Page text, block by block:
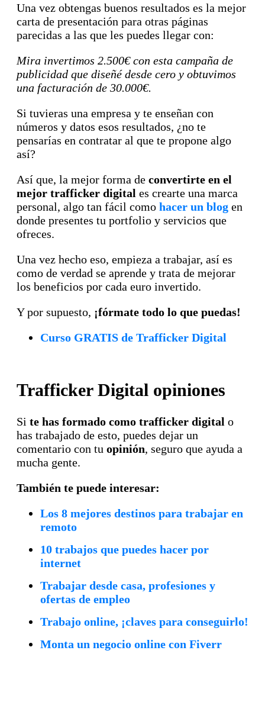
Una vez obtengas buenos resultados es la mejor
carta de presentación para otras páginas
parecidas a las que les puedes llegar con:
Mira invertimos 2.500€ con esta campaña de
publicidad que diseñé desde cero y obtuvimos
una facturación de 30.000€.
Si tuvieras una empresa y te enseñan con
números y datos esos resultados, ¿no te
pensarías en contratar al que te propone algo
así?
Así que, la mejor forma de convertirte en el
mejor trafficker digital es crearte una marca
personal, algo tan fácil como hacer un blog en
donde presentes tu portfolio y servicios que
ofreces.
Una vez hecho eso, empieza a trabajar, así es
como de verdad se aprende y trata de mejorar
los beneficios por cada euro invertido.
Y por supuesto, ¡fórmate todo lo que puedas!
Curso GRATIS de Trafficker Digital
Trafficker Digital opiniones
Si te has formado como trafficker digital o
has trabajado de esto, puedes dejar un
comentario con tu opinión, seguro que ayuda a
mucha gente.
También te puede interesar:
Los 8 mejores destinos para trabajar en
remoto
10 trabajos que puedes hacer por
internet
Trabajar desde casa, profesiones y
ofertas de empleo
Trabajo online, ¡claves para conseguirlo!
Monta un negocio online con Fiverr